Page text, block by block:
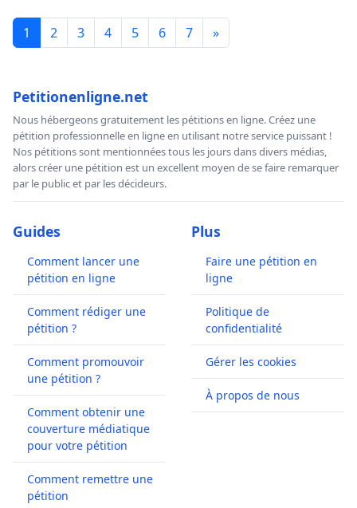
1 2 3 4 5 6 7 »
Petitionenligne.net
Nous hébergeons gratuitement les pétitions en ligne. Créez une
pétition professionnelle en ligne en utilisant notre service puissant !
Nos pétitions sont mentionnées tous les jours dans divers médias,
alors créer une pétition est un excellent moyen de se faire remarquer
par le public et par les décideurs.
Guides
Comment lancer une
pétition en ligne
Comment rédiger une
pétition ?
Comment promouvoir
une pétition ?
Comment obtenir une
couverture médiatique
pour votre pétition
Comment remettre une
pétition
Plus
Faire une pétition en
ligne
Politique de
confidentialité
Gérer les cookies
À propos de nous